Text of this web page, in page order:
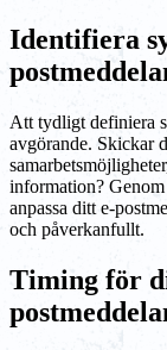
Identifiera
Att tydligt definiera
avgörande. Skickar
information?
anpassa ditt e-
och påverkanfullt.
Timing för